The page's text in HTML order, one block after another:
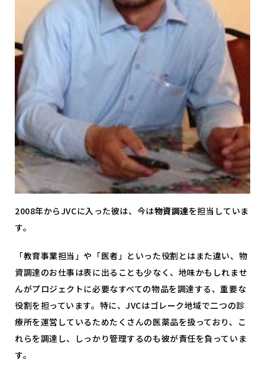
2008年からJVCに入った彼は、今は物資調達を担当していま
す。
「教育事業担当」や「医者」といった役割とはまた違い、物
資調達のお仕事は表に出ることも少なく、地味かもしれませ
んがプロジェクトに必要なすべての物品を調達する、重要な
役割を担っています。特に、JVCはゴレーク地域で二つの診
療所を運営しているためたくさんの医薬品を扱っており、こ
れらを調達し、しっかり管理するのも彼が責任を負っていま
す。